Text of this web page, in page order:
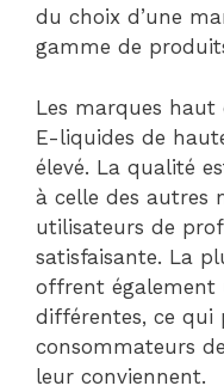
du choix d’une
gamme de
Les marques haut
E-liquides de
élevé. La qualité
à celle des autres
utilisateurs de
satisfaisante. La
offrent également
différentes, ce qui
consommateurs
leur conviennent.